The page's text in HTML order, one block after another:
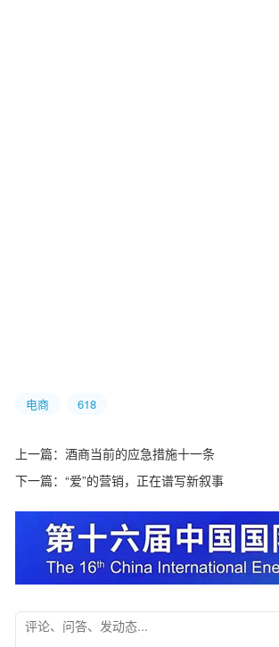
电商 618
上一篇： 酒商当前的应急措施十一条
下一篇： “爱”的营销，正在谱写新叙事